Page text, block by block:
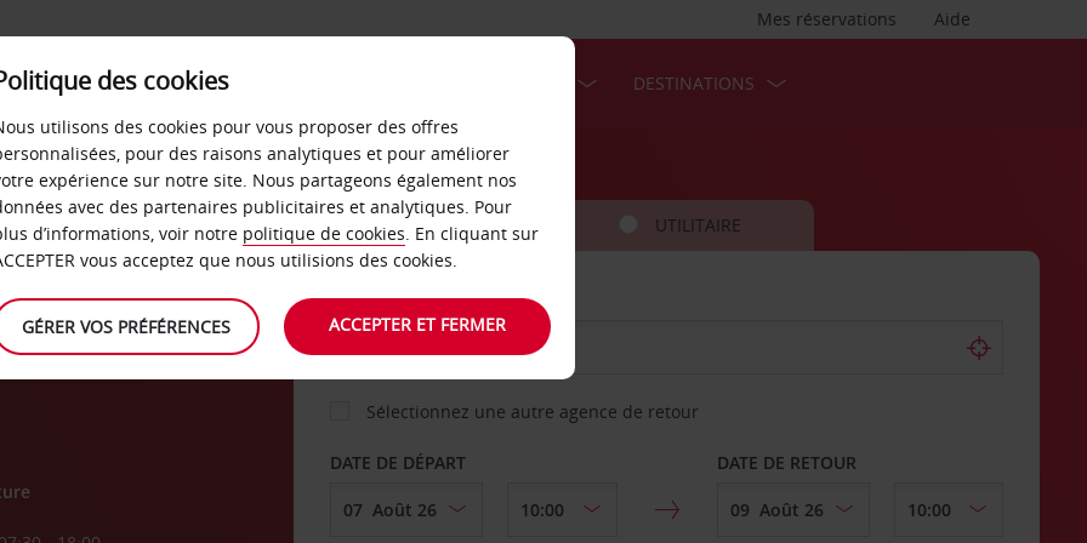
Aide
Mes réservations
LIBRE-SERVICE DESTINATIONS
VOITURE UTILITAIRE
AGENCE DE DÉPART
Sélectionnez une autre agence de retour
DATE DE DÉPART DATE DE RETOUR
des cookies
utilisons des cookies pour vous proposer des offres
pour des raisons analytiques et pour améliorer
expérience sur notre site. Nous partageons également nos
avec des partenaires publicitaires et analytiques. Pour
d’informations, voir notre politique de cookies. En cliquant sur
vous acceptez que nous utilisions des cookies.
GÉRER VOS PRÉFÉRENCES ACCEPTER ET FERMER